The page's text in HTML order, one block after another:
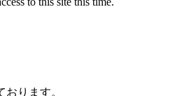
おります。